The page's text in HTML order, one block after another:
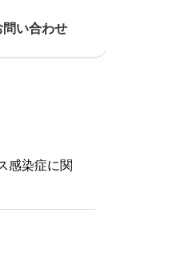
問い合わせ
感染症に関